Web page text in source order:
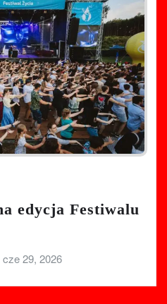
edycja Festiwalu
cze 29, 2026